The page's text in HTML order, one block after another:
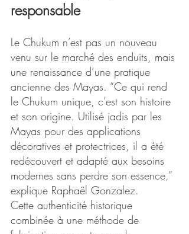
responsable
Le Chukum n’est pas un nouveau
venu sur le marché des enduits, mais
une renaissance d’une pratique
ancienne des Mayas. “Ce qui rend
le Chukum unique, c’est son histoire
et son origine. Utilisé jadis par les
Mayas pour des applications
décoratives et protectrices, il a été
redécouvert et adapté aux besoins
modernes sans perdre son essence,”
explique Raphaël Gonzalez.
Cette authenticité historique
combinée à une méthode de